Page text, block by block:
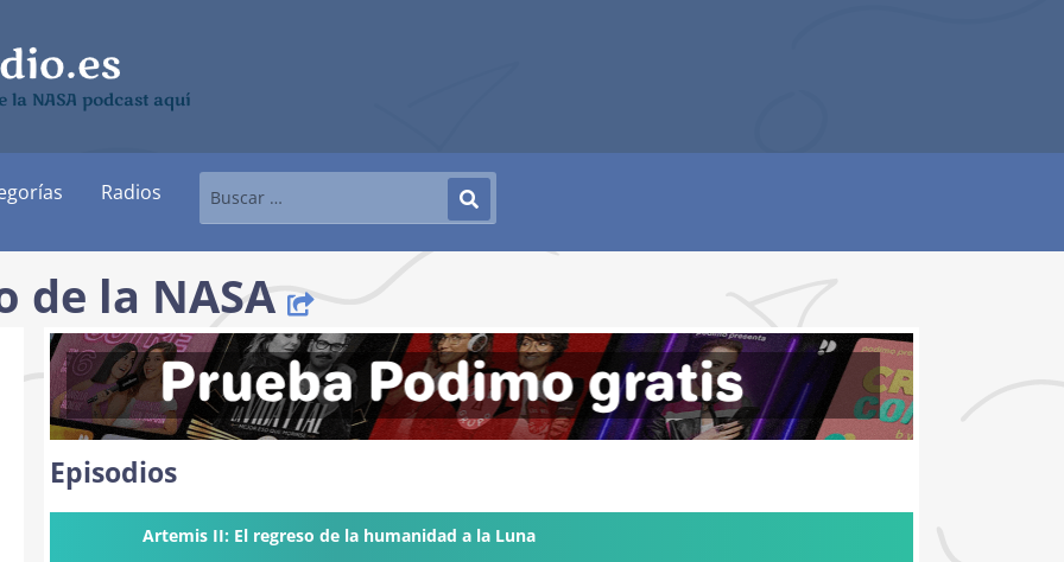
la NASA podcast aquí
Radios
de la NASA
Episodios
Artemis II: El regreso de la humanidad a la Luna